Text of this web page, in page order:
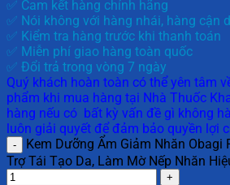
✅ Cam kết hàng chính hãng
✅ Nói không với hàng nhái, hàng cận
✅ Kiểm tra hàng trước khi thanh toán
✅ Miễn phí giao hàng toàn quốc
✅ Đổi trả trong vòng 7 ngày
Quý khách hoàn toàn có thể yên tâm
phẩm khi mua hàng tại Nhà Thuốc
hàng nếu có bất kỳ vấn đề gì không
luôn giải quyết để đảm bảo quyền lợi
Kem Dưỡng Ẩm Giảm Nhăn Obagi
Trợ Tái Tạo Da, Làm Mờ Nếp Nhăn